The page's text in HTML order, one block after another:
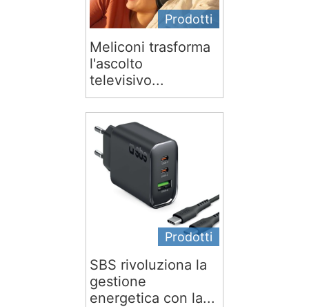
Prodotti
Meliconi trasforma
l'ascolto
televisivo...
Prodotti
SBS rivoluziona la
gestione
energetica con la...